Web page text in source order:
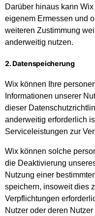
Darüber hinaus kann
eigenem Ermessen und
weiteren Zustimmung
anderweitig nutzen.
2. Datenspeicherung
Wix können Ihre
Informationen unserer
dieser
anderweitig erforderlich
Serviceleistungen zur
Wix können solche
die Deaktivierung
Nutzung einer
speichern, insoweit dies
Verpflichtungen
Nutzer oder deren